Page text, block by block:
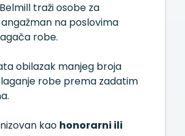
traži osobe za
na poslovima
robe.
obilazak manjeg broja
robe prema zadatim
kao honorarni ili